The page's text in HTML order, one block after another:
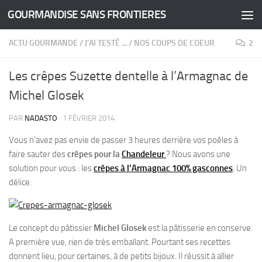
Skip to content
GOURMANDISE SANS FRONTIERES
ACTU GOURMANDE / J'AI TESTÉ .../ NOS COUPS DE COEUR 2
Les crêpes Suzette dentelle à l’Armagnac de
Michel Glosek
PAR NADASTO · 1 FÉVRIER 2014
Vous n’avez pas envie de passer 3 heures derrière vos poêles à
faire sauter descrêpes pour laChandeleur? Nous avons une
solution pour vous : lescrêpes à l’Armagnac 100% gasconnes. Un
délice.
Le concept du pâtissier Michel Glosekest la pâtisserie en conserve.
A première vue, rien de très emballant. Pourtant ses recettes
donnent lieu, pour certaines, à de petits bijoux. Il réussit à allier